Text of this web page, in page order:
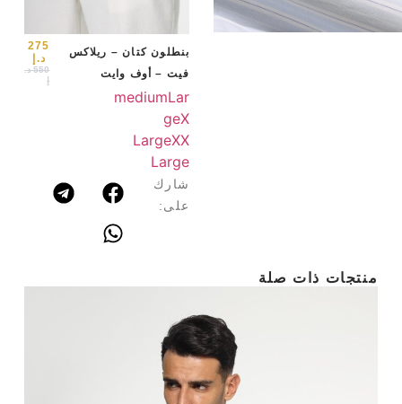
بنطلون كتان – ريلاكس
فيت – أوف وايت
550 د.
إ
275
د.إ
mediumLar
geX
LargeXX
Large
شارك
على:
منتجات ذات صلة